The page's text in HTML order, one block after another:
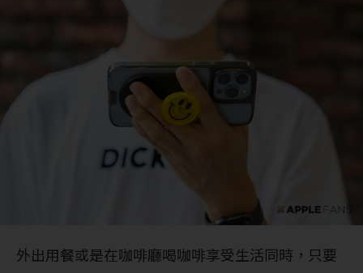
外出用餐或是在咖啡廳喝咖啡享受生活同時，只要